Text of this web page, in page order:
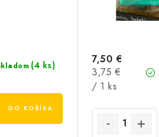
(4 ks)
DO KOŠÍKA
7,50 €
Jednotková
cena:
3,75 €
/ 1 ks